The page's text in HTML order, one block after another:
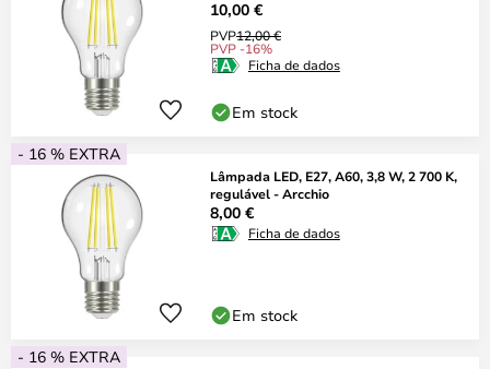
10,00 €
PVP12,00 €
PVP -16%
Ficha de dados
Em stock
- 16 % EXTRA
Lâmpada LED, E27, A60, 3,8 W, 2 700 K,
regulável - Arcchio
8,00 €
Ficha de dados
Em stock
- 16 % EXTRA